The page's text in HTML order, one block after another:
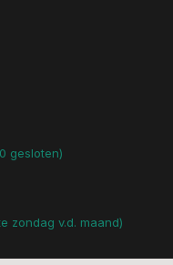
gesloten)
zondag v.d. maand)